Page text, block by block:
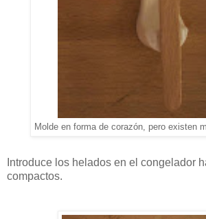
Molde en forma de corazón, pero existen
Introduce los helados en el congelador
compactos.